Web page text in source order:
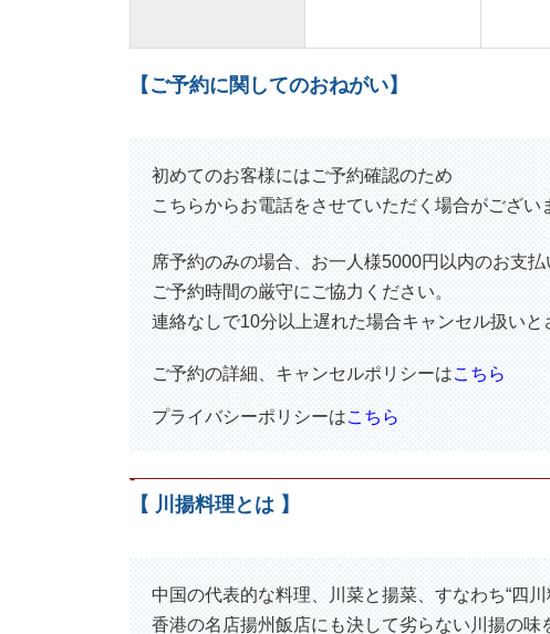
【ご予約に関してのおねがい】
初めてのお客様にはご予約確認のため
こちらからお電話をさせていただく場合がござい
席予約のみの場合、お一人様5000円以内のお支
ご予約時間の厳守にご協力ください。
連絡なしで10分以上遅れた場合キャンセル扱いと
ご予約の詳細、キャンセルポリシーはこちら
プライバシーポリシーはこちら
-
【 川揚料理とは 】
中国の代表的な料理、川菜と揚菜、すなわち“四
香港の名店揚州飯店にも決して劣らない川揚の味